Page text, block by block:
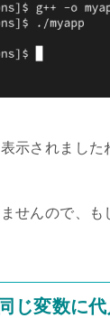
示されました
せんので、
じ変数に